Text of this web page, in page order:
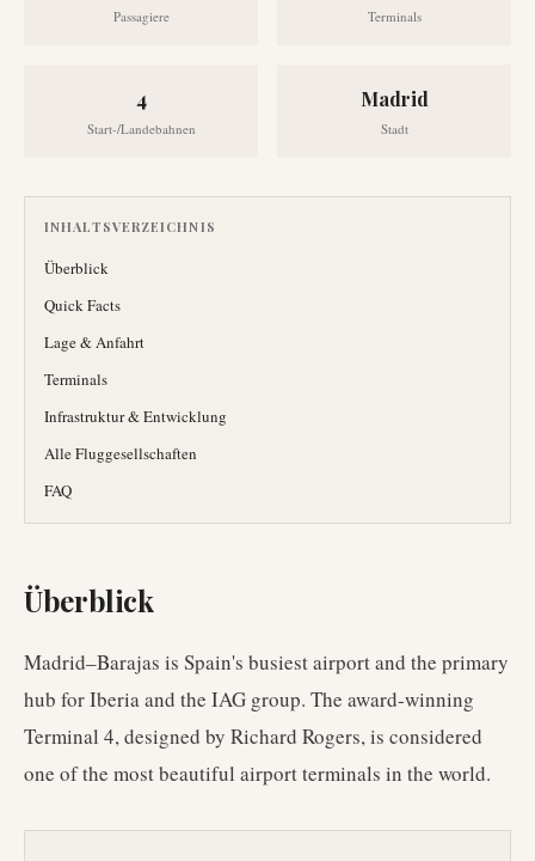
Passagiere Terminals
4
Start-/Landebahnen
Madrid
Stadt
INHALTSVERZEICHNIS
Überblick
Quick Facts
Lage & Anfahrt
Terminals
Infrastruktur & Entwicklung
Alle Fluggesellschaften
FAQ
Überblick
Madrid–Barajas is Spain's busiest airport and the primary
hub for Iberia and the IAG group. The award-winning
Terminal 4, designed by Richard Rogers, is considered
one of the most beautiful airport terminals in the world.